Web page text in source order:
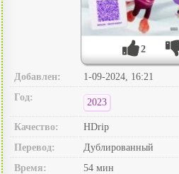
2
Добавлен:
1-09-2024, 16:21
Год:
2023
Качество:
HDrip
Перевод:
Дублированный
Время:
54 мин